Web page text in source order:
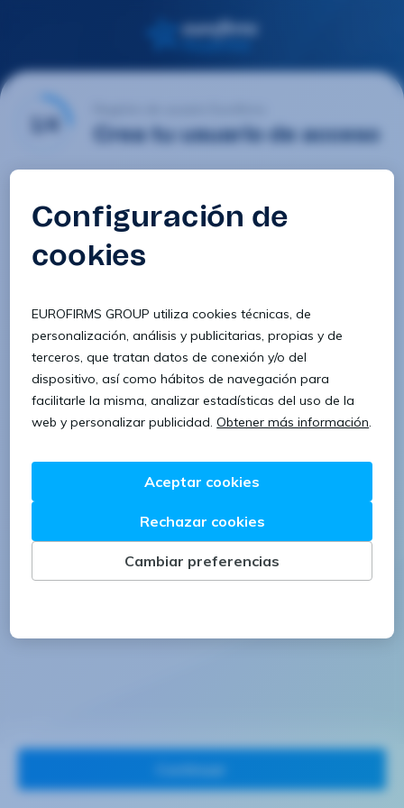
1/4 Crea tu usuario de acceso
Contraseña
Confirmar contraseña
8 caracteres 1 letra minúscula
1 letra mayúscula 1 número